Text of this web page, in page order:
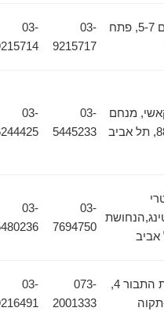
האודם 5-7, פתח
03-
9215717
03-
9215714
מנחם
03-
5445233
03-
6244425
03-
7694750
03-
5480236
סמטת התבור 4,
073-
2001333
03-
9216491